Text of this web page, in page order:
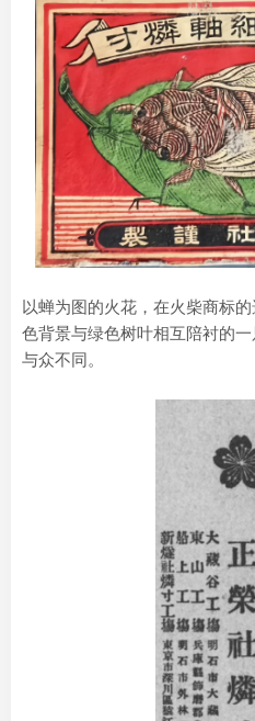
以蝉为图的火花，在火柴商标
色背景与绿色树叶相互陪衬的一
与众不同。